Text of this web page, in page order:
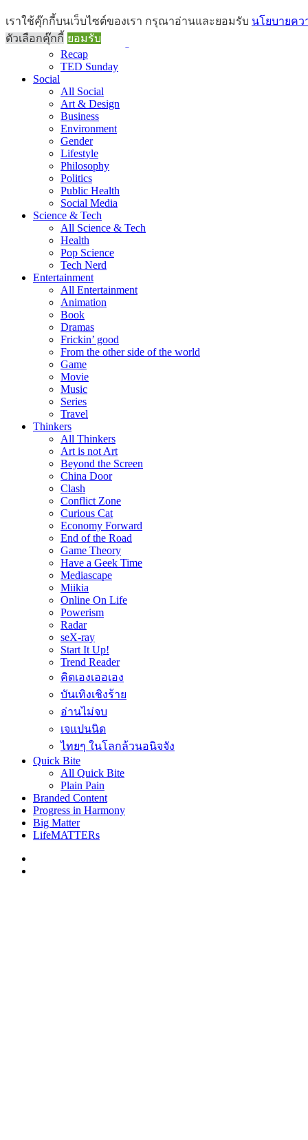
Brief
All Brief
Goods Morning
Recap
TED Sunday
Social
All Social
Art & Design
Business
Environment
Gender
Lifestyle
Philosophy
Politics
Public Health
Social Media
Science & Tech
All Science & Tech
Health
Pop Science
Tech Nerd
Entertainment
All Entertainment
Animation
Book
Dramas
Frickin’ good
From the other side of the world
Game
Movie
Music
Series
Travel
Thinkers
All Thinkers
Art is not Art
Beyond the Screen
China Door
Clash
Conflict Zone
Curious Cat
Economy Forward
End of the Road
Game Theory
Have a Geek Time
Mediascape
Miikia
Online On Life
Powerism
Radar
seX-ray
Start It Up!
Trend Reader
คิดเองเออเอง
บันเทิงเชิงร้าย
อ่านไม่จบ
เจแปนนิด
ไทยๆ ในโลกล้วนอนิจจัง
Quick Bite
All Quick Bite
Plain Pain
Branded Content
Progress in Harmony
Big Matter
LifeMATTERs
เราใช้คุ๊กกี้บนเว็บไซต์ของเรา กรุณาอ่านและยอมรับ นโยบายคว
ตัวเลือกคุ๊กกี้ ยอมรับ